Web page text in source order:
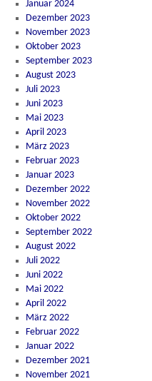
Januar 2024
Dezember 2023
November 2023
Oktober 2023
September 2023
August 2023
Juli 2023
Juni 2023
Mai 2023
April 2023
März 2023
Februar 2023
Januar 2023
Dezember 2022
November 2022
Oktober 2022
September 2022
August 2022
Juli 2022
Juni 2022
Mai 2022
April 2022
März 2022
Februar 2022
Januar 2022
Dezember 2021
November 2021